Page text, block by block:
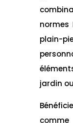
normes
plain-
jardin